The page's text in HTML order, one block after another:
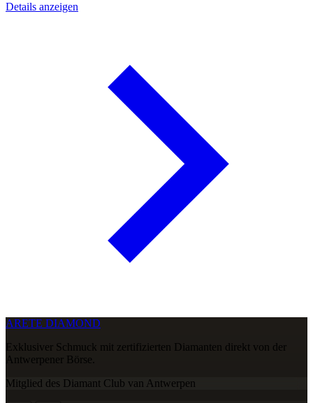
Details anzeigen
ARETE DIAMOND
Exklusiver Schmuck mit zertifizierten Diamanten direkt von der
Antwerpener Börse.
Mitglied des Diamant Club van Antwerpen